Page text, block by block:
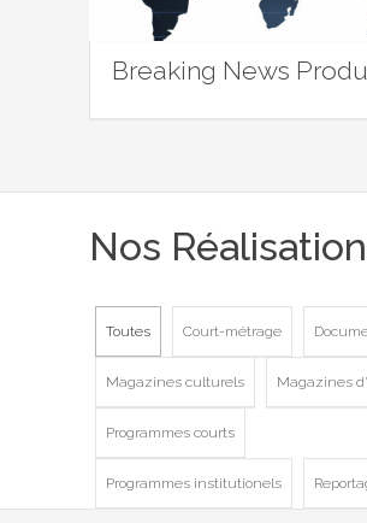
Breaking News
Nos
Toutes Court-métrage
Magazines culturels Magazines
Programmes courts
Programmes institutionels